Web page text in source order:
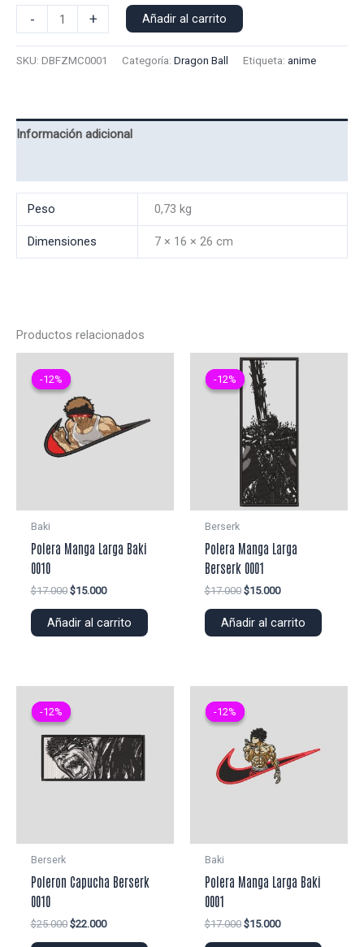
-
Manga
+ Añadir al carrito
SKU: DBFZMC0001 Categoría: Dragon Ball Etiqueta: anime
Información adicional
Peso 0,73 kg
Dimensiones 7 × 16 × 26 cm
Productos relacionados
-12%
-12%
Baki
Polera Manga Larga Baki
0010
$17.000 El
original
$15.000El
actual
Añadir al carrito
-12%
-12%
Berserk
Polera Manga Larga
Berserk 0001
$17.000 El
original
$15.000El
actual
Añadir al carrito
-12%
-12%
Berserk
Poleron Capucha Berserk
0010
$25.000 El
$22.000El
-12%
-12%
Baki
Polera Manga Larga Baki
0001
$17.000 El
$15.000El